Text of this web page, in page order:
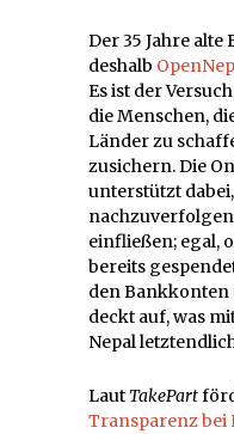
Der 35 Jahre alte
deshalb
Es ist der
die Menschen,
Länder zu
zusichern. Die
unterstützt
einfließen; egal,
bereits
den Bankkonten
deckt auf, was
Nepal
Laut TakePart
Transparenz bei